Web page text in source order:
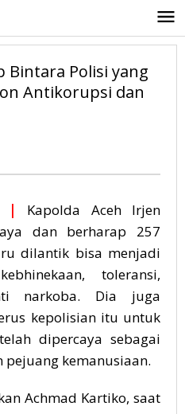
Bintara Polisi yang
Antikorupsi dan
|
Kapolda Aceh Irjen
dan berharap 257
dilantik bisa menjadi
toleransi,
narkoba. Dia juga
kepolisian itu untuk
dipercaya sebagai
pejuang kemanusiaan.
Achmad Kartiko, saat